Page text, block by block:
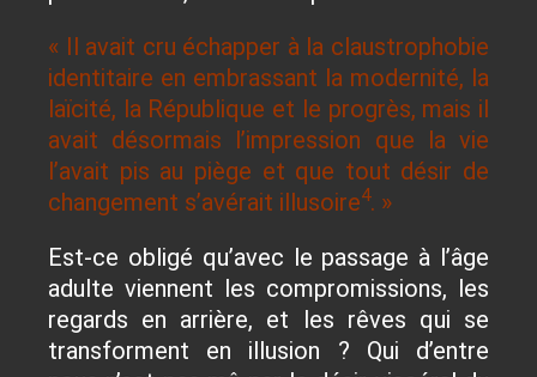
« Il avait cru échapper à la claustrophobie
identitaire en embrassant la modernité, la
laïcité, la République et le progrès, mais il
avait désormais l’impression que la vie
l’avait pis au piège et que tout désir de
changement s’avérait illusoire4. »
Est-ce obligé qu’avec le passage à l’âge
adulte viennent les compromissions, les
regards en arrière, et les rêves qui se
transforment en illusion ? Qui d’entre